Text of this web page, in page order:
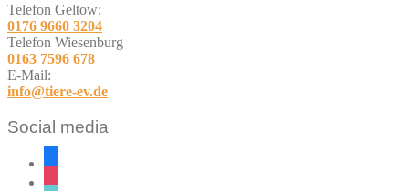
Telefon Geltow:
0176 9660 3204
Telefon Wiesenburg
0163 7596 678
E-Mail:
info@tiere-ev.de
Social media